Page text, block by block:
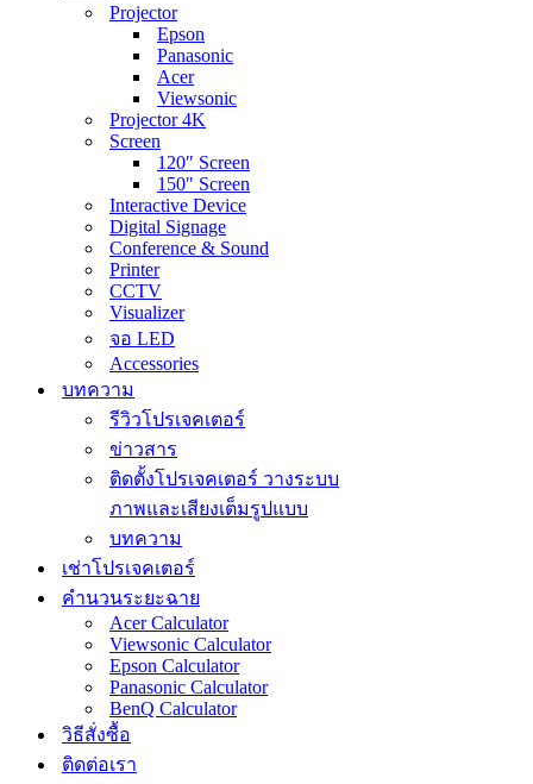
Projector
Epson
Panasonic
Acer
Viewsonic
Projector 4K
Screen
120″ Screen
150″ Screen
Interactive Device
Digital Signage
Conference & Sound
Printer
CCTV
Visualizer
จอ LED
Accessories
บทความ
รีวิวโปรเจคเตอร์
ข่าวสาร
ติดตั้งโปรเจคเตอร์ วางระบบ
ภาพและเสียงเต็มรูปแบบ
บทความ
เช่าโปรเจคเตอร์
คำนวนระยะฉาย
Acer Calculator
Viewsonic Calculator
Epson Calculator
Panasonic Calculator
BenQ Calculator
วิธีสั่งซื้อ
ติดต่อเรา